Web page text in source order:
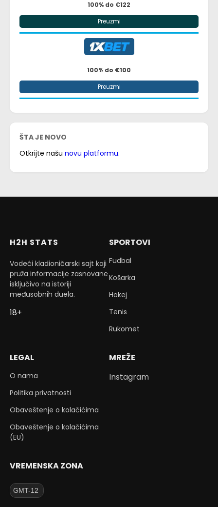
100% do €122
Preuzmi
100% do €100
Preuzmi
ŠTA JE NOVO
Otkrijte našu novu platformu.
H2H STATS
Vodeći kladioničarski sajt koji
pruža informacije zasnovane
isključivo na istoriji
međusobnih duela.
18+
SPORTOVI
Fudbal
Košarka
Hokej
Tenis
Rukomet
LEGAL
O nama
Politika privatnosti
Obaveštenje o kolačićima
Obaveštenje o kolačićima
(EU)
MREŽE
Instagram
VREMENSKA ZONA